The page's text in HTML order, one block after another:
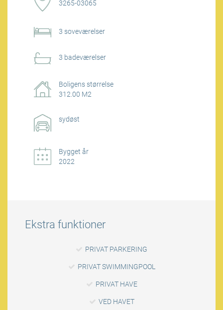
3265-03065
3 soveværelser
3 badeværelser
Boligens størrelse
312.00 M2
sydøst
Bygget år
2022
Ekstra funktioner
PRIVAT PARKERING
PRIVAT SWIMMINGPOOL
PRIVAT HAVE
VED HAVET